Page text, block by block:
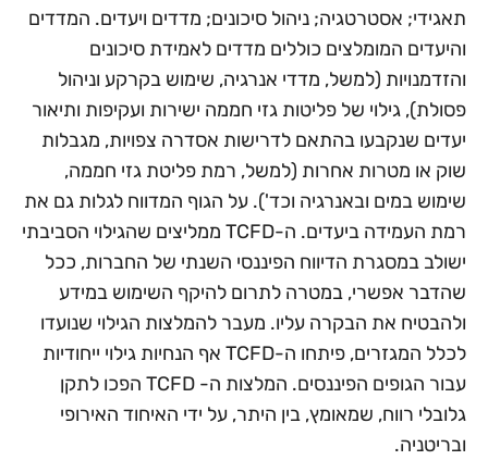
תאגידי; אסטרטגיה; ניהול סיכונים; מדדים ויעדים. המדדים
והיעדים המומלצים כוללים מדדים לאמידת סיכונים
והזדמנויות (למשל, מדדי אנרגיה, שימוש בקרקע וניהול
פסולת), גילוי של פליטות גזי חממה ישירות ועקיפות ותיאור
יעדים שנקבעו בהתאם לדרישות אסדרה צפויות, מגבלות
שוק או מטרות אחרות (למשל, רמת פליטת גזי חממה,
שימוש במים ובאנרגיה וכד'). על הגוף המדווח לגלות גם את
רמת העמידה ביעדים. ה-TCFD ממליצים שהגילוי הסביבתי
ישולב במסגרת הדיווח הפיננסי השנתי של החברות, ככל
שהדבר אפשרי, במטרה לתרום להיקף השימוש במידע
ולהבטיח את הבקרה עליו. מעבר להמלצות הגילוי שנועדו
לכלל המגזרים, פיתחו ה-TCFD אף הנחיות גילוי ייחודיות
עבור הגופים הפיננסים. המלצות ה- TCFD הפכו לתקן
גלובלי רווח, שמאומץ, בין היתר, על ידי האיחוד האירופי
ובריטניה.